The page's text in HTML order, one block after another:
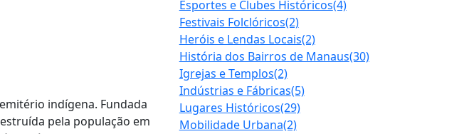
indígena. Fundada
pela população em
Esportes e Clubes Históricos(4)
Festivais Folclóricos(2)
Heróis e Lendas Locais(2)
História dos Bairros de Manaus(30)
Igrejas e Templos(2)
Indústrias e Fábricas(5)
Lugares Históricos(29)
Mobilidade Urbana(2)